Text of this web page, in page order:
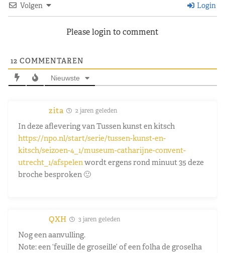
Volgen Login
Please login to comment
12 COMMENTAREN
Nieuwste
zita 2 jaren geleden
In deze aflevering van Tussen kunst en kitsch
https://npo.nl/start/serie/tussen-kunst-en-
kitsch/seizoen-4_1/museum-catharijne-convent-
utrecht_1/afspelen wordt ergens rond minuut 35 deze
broche besproken 🙂
QXH 3 jaren geleden
Nog een aanvulling.
Note: een ‘feuille de groseille’ of een folha de groselha